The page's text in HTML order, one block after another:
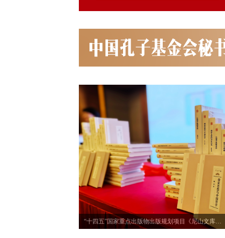
“十四五”国家重点出版物出版规划项目《尼山文库》正式发布